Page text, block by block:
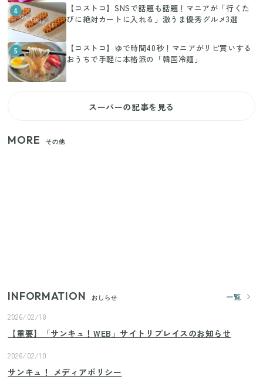
4
【コストコ】SNSで話題も話題！マニアが「行くた
びに絶対カートに入れる」激うま優秀グルメ3選
5
【コストコ】ゆで時間40秒！マニアがリピ買いする
おうちで手軽に本格派の「韓国冷麺」
スーパーの記事を見る
MORE その他
INFORMATION おしらせ
一覧
2026/02/18
【重要】「サンキュ！WEB」サイトリプレイスのお知らせ
2026/02/10
サンキュ！ メディアポリシー